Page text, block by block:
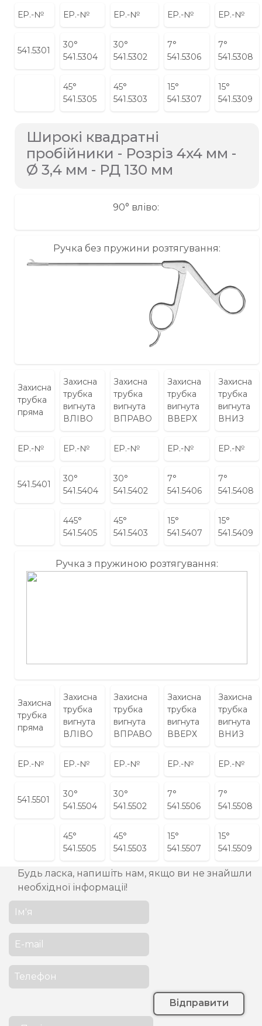
ЕР.-№ ЕР.-№ ЕР.-№ ЕР.-№ ЕР.-№
541.5301
30°
541.5304
30°
541.5302
7°
541.5306
7°
541.5308
45°
541.5305
45°
541.5303
15°
541.5307
15°
541.5309
Широкі квадратні
пробійники - Розріз 4x4 мм -
Ø 3,4 мм - РД 130 мм
90° вліво:
Ручка без пружини розтягування:
Захисна
трубка
пряма
Захисна
трубка
вигнута
ВЛІВО
Захисна
трубка
вигнута
ВПРАВО
Захисна
трубка
вигнута
ВВЕРХ
Захисна
трубка
вигнута
ВНИЗ
ЕР.-№ ЕР.-№ ЕР.-№ ЕР.-№ ЕР.-№
541.5401
30°
541.5404
30°
541.5402
7°
541.5406
7°
541.5408
445°
541.5405
45°
541.5403
15°
541.5407
15°
541.5409
Ручка з пружиною розтягування:
Захисна
трубка
пряма
Захисна
трубка
вигнута
ВЛІВО
Захисна
трубка
вигнута
ВПРАВО
Захисна
трубка
вигнута
ВВЕРХ
Захисна
трубка
вигнута
ВНИЗ
ЕР.-№ ЕР.-№ ЕР.-№ ЕР.-№ ЕР.-№
541.5501
30°
541.5504
30°
541.5502
7°
541.5506
7°
541.5508
45°
541.5505
45°
541.5503
15°
541.5507
15°
541.5509
Будь ласка, напишіть нам, якщо ви не знайшли
необхідної інформації!
Відправити